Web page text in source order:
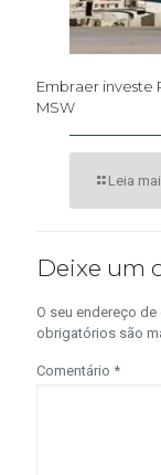
Embraer investe
MSW
Leia
Deixe um
O seu endereço de
obrigatórios são
Comentário *